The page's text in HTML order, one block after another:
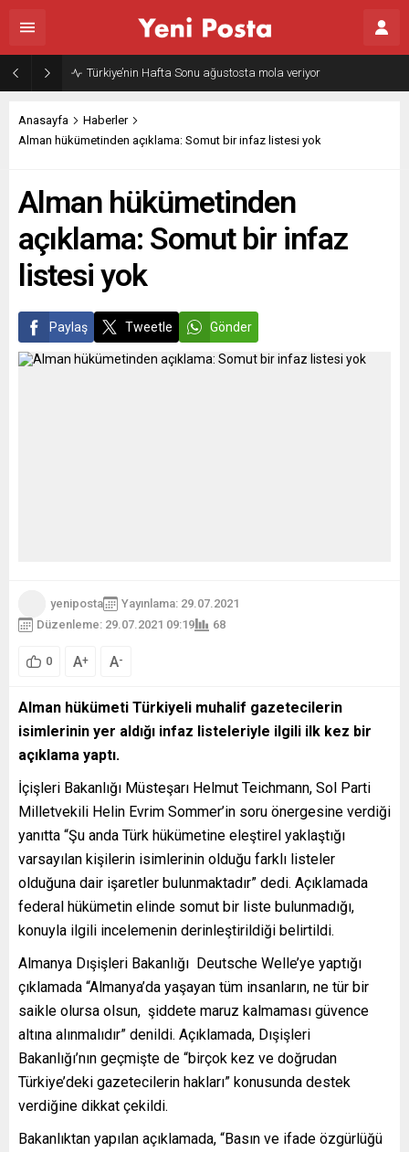
Türkiye’nin Hafta Sonu ağustosta mola veriyor
Anasayfa
Haberler
Alman hükümetinden açıklama: Somut bir infaz listesi yok
Alman hükümetinden
açıklama: Somut bir infaz
listesi yok
Paylaş Tweetle Gönder
yeniposta
Yayınlama: 29.07.2021
Düzenleme: 29.07.2021 09:19
68
0 A+ A-
Alman hükümeti Türkiyeli muhalif gazetecilerin
isimlerinin yer aldığı infaz listeleriyle ilgili ilk kez bir
açıklama yaptı.
İçişleri Bakanlığı Müsteşarı Helmut Teichmann, Sol Parti
Milletvekili Helin Evrim Sommer’in soru önergesine verdiği
yanıtta “Şu anda Türk hükümetine eleştirel yaklaştığı
varsayılan kişilerin isimlerinin olduğu farklı listeler
olduğuna dair işaretler bulunmaktadır” dedi. Açıklamada
federal hükümetin elinde somut bir liste bulunmadığı,
konuyla ilgili incelemenin derinleştirildiği belirtildi.
Almanya Dışişleri Bakanlığı Deutsche Welle’ye yaptığı
çıklamada “Almanya’da yaşayan tüm insanların, ne tür bir
saikle olursa olsun, şiddete maruz kalmaması güvence
altına alınmalıdır” denildi. Açıklamada, Dışişleri
Bakanlığı’nın geçmişte de “birçok kez ve doğrudan
Türkiye’deki gazetecilerin hakları” konusunda destek
verdiğine dikkat çekildi.
Bakanlıktan yapılan açıklamada, “Basın ve ifade özgürlüğü